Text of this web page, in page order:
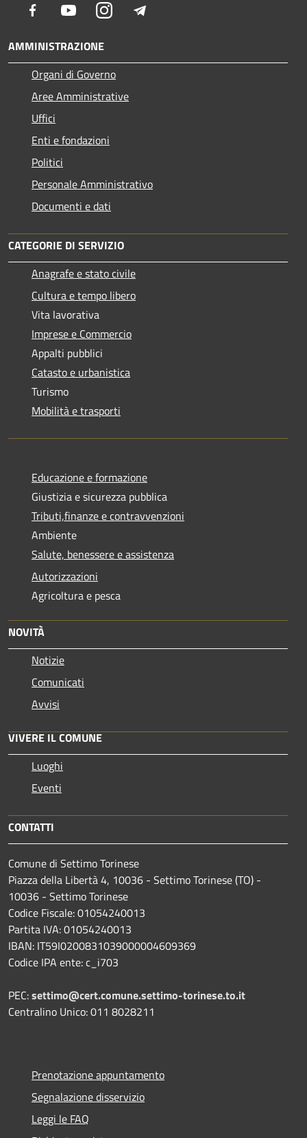
Facebook YoutubeInstagram
AMMINISTRAZIONE
Organi di Governo
Aree Amministrative
Uffici
Enti e fondazioni
Politici
Personale Amministrativo
Documenti e dati
CATEGORIE DI SERVIZIO
Anagrafe e stato civile
Cultura e tempo libero
Vita lavorativa
Imprese e Commercio
Appalti pubblici
Catasto e urbanistica
Turismo
Mobilità e trasporti
Educazione e formazione
Giustizia e sicurezza pubblica
Tributi,finanze e contravvenzioni
Ambiente
Salute, benessere e assistenza
Autorizzazioni
Agricoltura e pesca
NOVITÀ
Notizie
Comunicati
Avvisi
VIVERE IL COMUNE
Luoghi
Eventi
CONTATTI
Comune di Settimo Torinese
Piazza della Libertà 4, 10036 - Settimo Torinese (TO) -
10036 - Settimo Torinese
Codice Fiscale: 01054240013
Partita IVA: 01054240013
IBAN: IT59I0200831039000004609369
Codice IPA ente: c_i703
PEC:settimo@cert.comune.settimo-torinese.to.it
Centralino Unico: 011 8028211
Prenotazione appuntamento
Segnalazione disservizio
Leggi le FAQ